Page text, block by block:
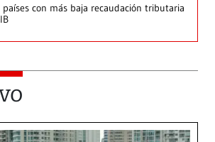
países con más baja recaudación tributaria